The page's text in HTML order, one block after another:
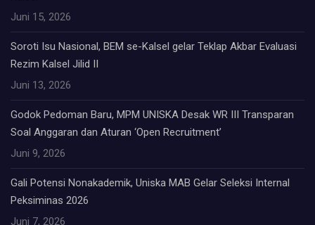
Juni 15, 2026
Soroti Isu Nasional, BEM se-Kalsel gelar Teklap Akbar Evaluasi
Rezim Kalsel Jilid II
Juni 13, 2026
Godok Pedoman Baru, MPM UNISKA Desak WR III Transparan
Soal Anggaran dan Aturan ‘Open Recruitment’
Juni 9, 2026
Gali Potensi Nonakademik, Uniska MAB Gelar Seleksi Internal
Peksiminas 2026
Juni 7, 2026